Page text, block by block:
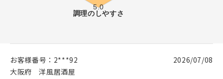
お客様番号： 2***92
大阪府
洋風居酒屋
2026/07/08